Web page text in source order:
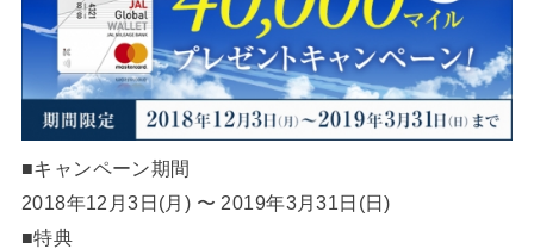
■キャンペーン期間
2018年12月3日(月) 〜 2019年3月31日(日)
■特典